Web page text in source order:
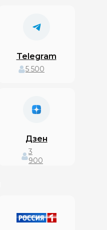
Telegram
5 500
Дзен
3
900